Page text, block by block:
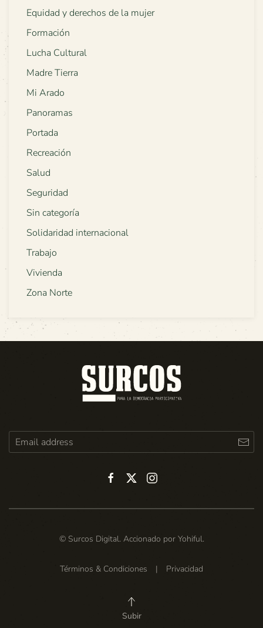
Equidad y derechos de la mujer
Formación
Lucha Cultural
Madre Tierra
Mi Arado
Panoramas
Portada
Recreación
Salud
Seguridad
Sin categoría
Solidaridad internacional
Trabajo
Vivienda
Zona Norte
© Surcos Digital. Accionado por Yohiful.
Términos & Condiciones | Privacidad
Subir